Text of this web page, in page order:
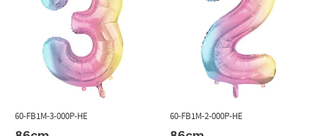
60-FB1M-3-000P-HE 60-FB1M-2-000P-HE